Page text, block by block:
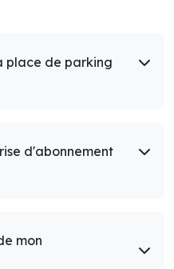
place de parking
d'abonnement
mon